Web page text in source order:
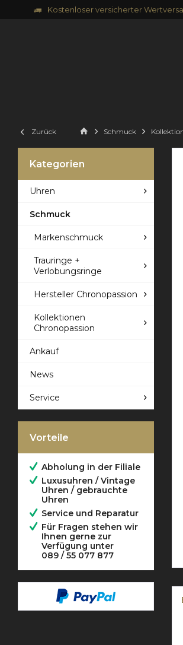
Kostenloser versicherter
Zurück Schmuck
Kategorien
Uhren
Schmuck
Markenschmuck
Trauringe +
Verlobungsringe
Hersteller Chronopassion
Kollektionen
Chronopassion
Ankauf
News
Service
Vorteile
Abholung in der Filiale
Luxusuhren / Vintage
Uhren / gebrauchte
Uhren
Service und Reparatur
Für Fragen stehen wir
Ihnen gerne zur
Verfügung unter
089 / 55 077 877